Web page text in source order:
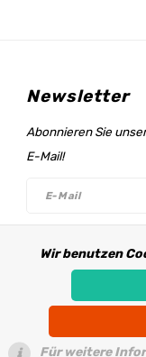
Newsletter
Abonnieren Sie
E-Mail!
Folge uns
Wir benutzen
Für weitere